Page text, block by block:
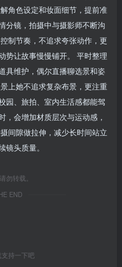
角色设定和妆面细节，提前准
分镜，拍摄中与摄影师不断沟
制节奏，不追求夸张动作，更
势让故事慢慢铺开。 平时整理
具维护，偶尔直播聊选景和姿
上她不追求复杂布景，更注重
园、旅拍、室内生活感都能驾
，会增加材质层次与运动感，
间隙做拉伸，减少长时间站立
头质量。
勿转载。
END
支持一下吧